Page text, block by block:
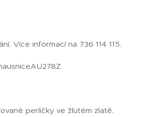
Více informací na 736 114 115.
perličky ve žlutém zlatě.